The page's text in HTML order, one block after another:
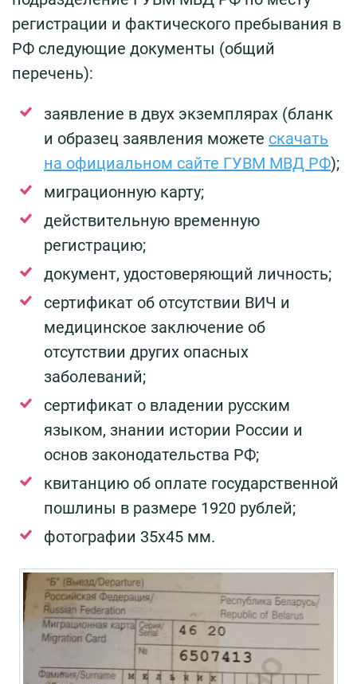
регистрации и фактического пребывания в
РФ следующие документы (общий
перечень):
заявление в двух экземплярах (бланк
и образец заявления можете скачать
на официальном сайте ГУВМ МВД РФ);
миграционную карту;
действительную временную
регистрацию;
документ, удостоверяющий личность;
сертификат об отсутствии ВИЧ и
медицинское заключение об
отсутствии других опасных
заболеваний;
сертификат о владении русским
языком, знании истории России и
основ законодательства РФ;
квитанцию об оплате государственной
пошлины в размере 1920 рублей;
фотографии 35х45 мм.